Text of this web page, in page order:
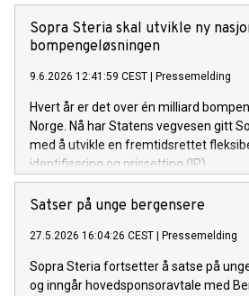
Sopra Steria skal utvikle ny
bompengeløsningen
9.6.2026 12:41:59 CEST Pressemelding
Hvert år er det over én milliard
Norge. Nå har Statens vegvesen gitt
med å utvikle en fremtidsrettet
identifisering og prissetting (IP).
Satser på unge bergensere
27.5.2026 16:04:26 CEST Pressemelding
Sopra Steria fortsetter å satse på
og inngår hovedsponsoravtale med